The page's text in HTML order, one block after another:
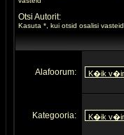
Otsi Autorit:
Kasuta *, kui otsid osalisi vasteid
Alafoorum:
Kategooria: